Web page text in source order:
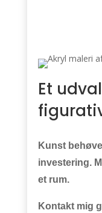
Et
Kunst
investering.
et rum.
Kontakt mig